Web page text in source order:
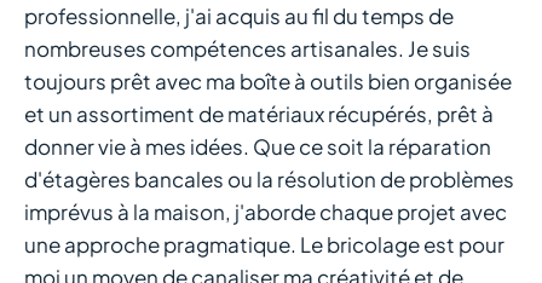
professionnelle, j'ai acquis au fil du temps de
nombreuses compétences artisanales. Je suis
toujours prêt avec ma boîte à outils bien organisée
et un assortiment de matériaux récupérés, prêt à
donner vie à mes idées. Que ce soit la réparation
d'étagères bancales ou la résolution de problèmes
imprévus à la maison, j'aborde chaque projet avec
une approche pragmatique. Le bricolage est pour
moi un moyen de canaliser ma créativité et de